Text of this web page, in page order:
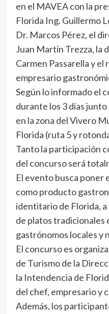
en el MAVEA con la
Florida Ing. Guillermo
Dr. Marcos Pérez, el
Juan Martín Trezza, la
Carmen Passarella y
empresario
Según lo informado el
durante los 3 días
en la zona del Vivero
Florida (ruta 5 y
Tanto la participación
del concurso será
El evento busca poner
como producto
identitario de Florida,
de platos tradicionales
gastrónomos locales y
El concurso es
de Turismo de la
la Intendencia de
del chef, empresario y
Además, los